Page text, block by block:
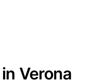
Verona